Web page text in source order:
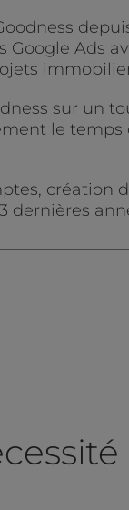
Ads
sur un
le
création
dernières